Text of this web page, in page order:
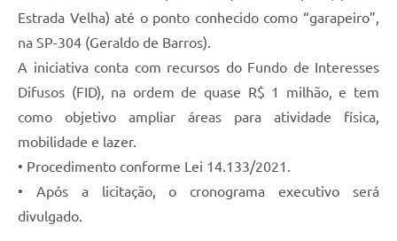
Estrada Velha) até o ponto conhecido como “garapeiro”,
na SP-304 (Geraldo de Barros).
A iniciativa conta com recursos do Fundo de Interesses
Difusos (FID), na ordem de quase R$ 1 milhão, e tem
como objetivo ampliar áreas para atividade física,
mobilidade e lazer.
• Procedimento conforme Lei 14.133/2021.
• Após a licitação, o cronograma executivo será
divulgado.